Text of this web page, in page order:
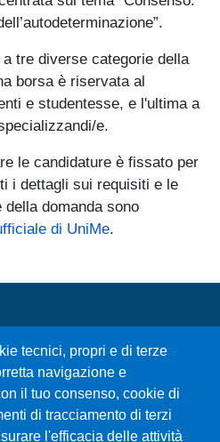
tre diverse categorie della
borsa è riservata al
e studentesse, e l'ultima a
e.
le candidature è fissato per
i dettagli sui requisiti e le
domanda sono
di UniMe.
tecnici, propri e di terze
navigazione e
il tuo consenso, cookie di
di tracciamento di terzi
l'efficacia delle attività